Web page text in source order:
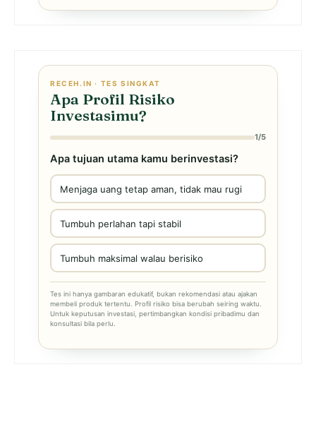
RECEH.IN · TES SINGKAT
Apa Profil Risiko
Investasimu?
1/5
Apa tujuan utama kamu berinvestasi?
Menjaga uang tetap aman, tidak mau rugi
Tumbuh perlahan tapi stabil
Tumbuh maksimal walau berisiko
Tes ini hanya gambaran edukatif, bukan rekomendasi atau ajakan
membeli produk tertentu. Profil risiko bisa berubah seiring waktu.
Untuk keputusan investasi, pertimbangkan kondisi pribadimu dan
konsultasi bila perlu.